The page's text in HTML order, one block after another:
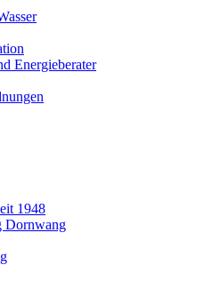
Energieberater
1948
Dornwang